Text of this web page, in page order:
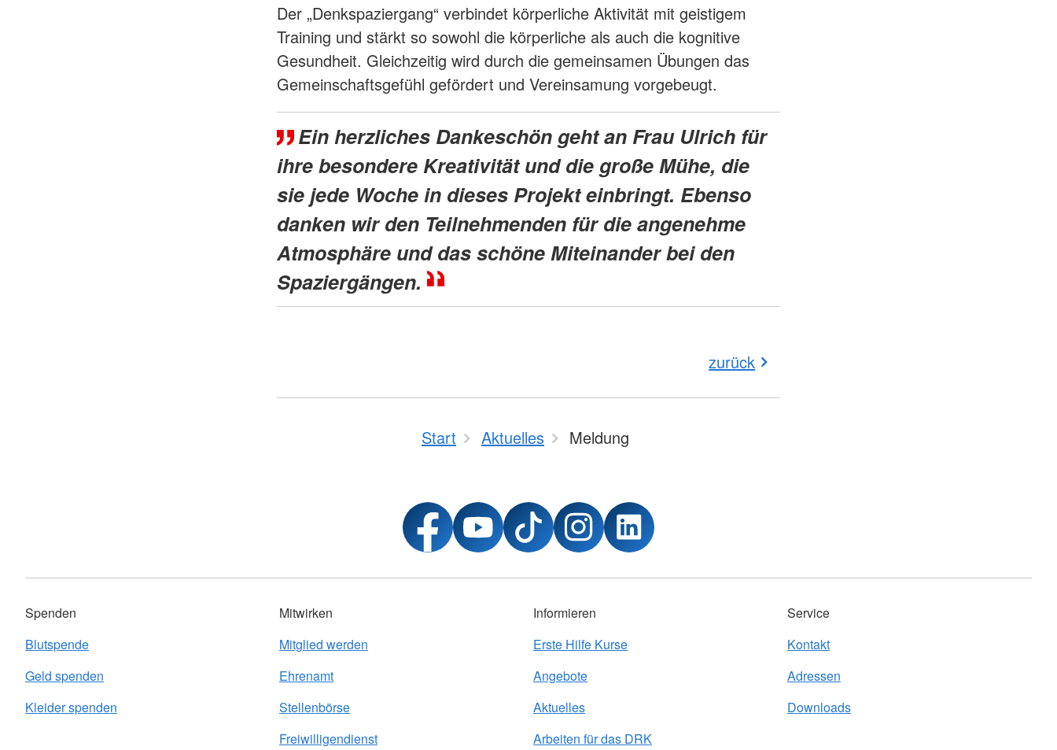
Der „Denkspaziergang“ verbindet körperliche Aktivität mit geistigem
Training und stärkt so sowohl die körperliche als auch die kognitive
Gesundheit. Gleichzeitig wird durch die gemeinsamen Übungen das
Gemeinschaftsgefühl gefördert und Vereinsamung vorgebeugt.
Ein herzliches Dankeschön geht an Frau Ulrich für
ihre besondere Kreativität und die große Mühe, die
sie jede Woche in dieses Projekt einbringt. Ebenso
danken wir den Teilnehmenden für die angenehme
Atmosphäre und das schöne Miteinander bei den
Spaziergängen.
zurück
Start Aktuelles Meldung
Spenden
Blutspende
Geld spenden
Kleider spenden
Mitwirken
Mitglied werden
Ehrenamt
Stellenbörse
Freiwilligendienst
Informieren
Erste Hilfe Kurse
Angebote
Aktuelles
Arbeiten für das DRK
Service
Kontakt
Adressen
Downloads